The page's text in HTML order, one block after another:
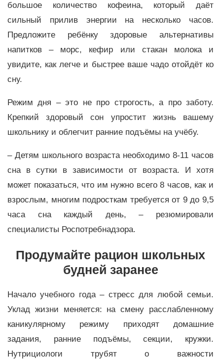
большое количество кофеина, который даёт
сильный прилив энергии на несколько часов.
Предложите ребёнку здоровые альтернативы
напитков – морс, кефир или стакан молока и
увидите, как легче и быстрее ваше чадо отойдёт ко
сну.
Режим дня – это не про строгость, а про заботу.
Крепкий здоровый сон упростит жизнь вашему
школьнику и облегчит ранние подъёмы на учёбу.
– Детям школьного возраста необходимо 8-11 часов
сна в сутки в зависимости от возраста. И хотя
может показаться, что им нужно всего 8 часов, как и
взрослым, многим подросткам требуется от 9 до 9,5
часа сна каждый день, – резюмировали
специалисты Роспотребнадзора.
Продумайте рацион школьных
будней заранее
Начало учебного года – стресс для любой семьи.
Уклад жизни меняется: на смену расслабленному
каникулярному режиму приходят домашние
задания, ранние подъёмы, секции, кружки.
Нутрициологи трубят о важности